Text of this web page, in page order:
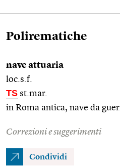
Polirematiche
nave attuaria
loc.s.f.
TS st.mar.
in Roma antica, nave da
Correzioni e suggerimenti
Condividi